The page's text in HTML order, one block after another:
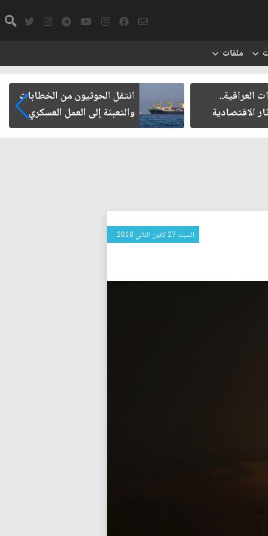
ملفات
العراقية..
الاقتصادية
انتقل الحوثيون من الخطابات
والتعبئة إلى العمل العسكري
السبت 27 كانون الثاني 2018